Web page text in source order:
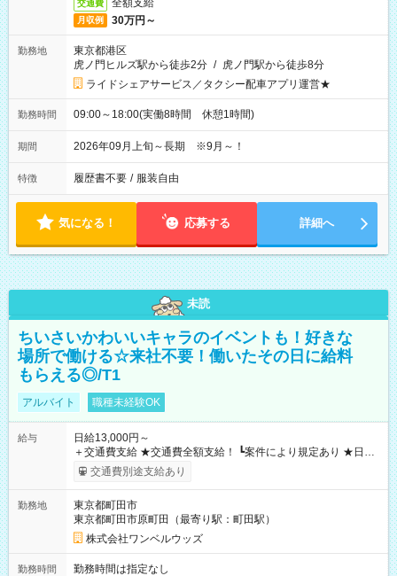
交通費 全額支給
月収例 30万円～
勤務地
東京都港区
虎ノ門ヒルズ駅から徒歩2分 / 虎ノ門駅から徒歩8分
ライドシェアサービス／タクシー配車アプリ運営★
勤務時間 09:00～18:00(実働8時間 休憩1時間)
期間 2026年09月上旬～長期 ※9月～！
特徴 履歴書不要 / 服装自由
気になる！ 応募する 詳細へ
未読
ちいさいかわいいキャラのイベントも！好きな
場所で働ける☆来社不要！働いたその日に給料
もらえる◎/T1
アルバイト 職種未経験OK
給与
日給13,000円～
＋交通費支給 ★交通費全額支給！ ┗案件により規定あり ★日払
いOK！（規定あり） ┗働いたその日に現金GET♪ お仕事後はコ
ンビニATMから 日払い分を引き落とせます！ 【試用期間】試
交通費別途支給あり
勤務地
東京都町田市
東京都町田市原町田（最寄り駅：町田駅）
株式会社ワンベルウッズ
勤務時間
勤務時間は指定なし